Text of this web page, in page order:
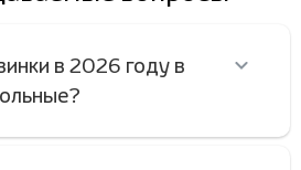
в 2026 году в